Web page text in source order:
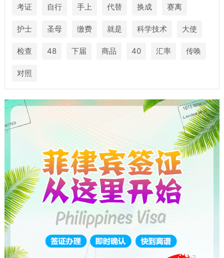
考证 自行 手上 代替 换成 赛离
护士 圣母 缴费 就是 科学技术 大使
检查 48 下届 商品 40 汇率 传唤
对照